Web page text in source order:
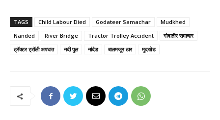
TAGS Child Labour Died Godateer Samachar
Mudkhed
Nanded
River Bridge Tractor Trolley Accident
गोदातीर समाचार
ट्रॅक्टर ट्रॉली अपघात
नदी पुल नांदेड बालमजूर ठार मुदखेड